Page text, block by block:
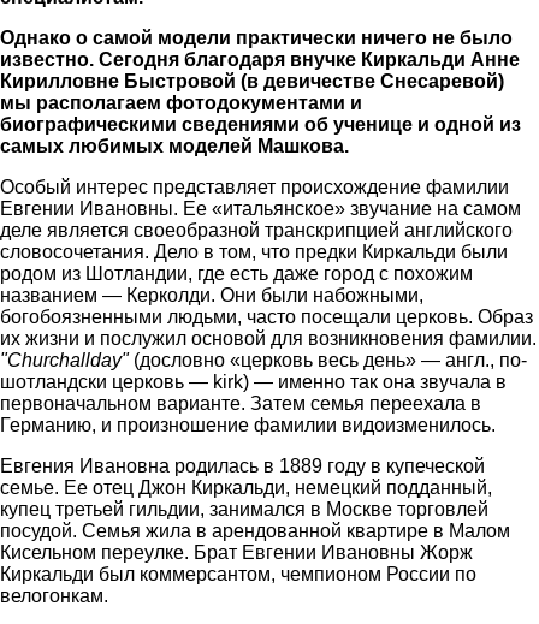
Однако о самой модели практически ничего не было
известно. Сегодня благодаря внучке Киркальди Анне
Кирилловне Быстровой (в девичестве Снесаревой)
мы располагаем фотодокументами и
биографическими сведениями об ученице и одной из
самых любимых моделей Машкова.
Особый интерес представляет происхождение фамилии
Евгении Ивановны. Ее «итальянское» звучание на самом
деле является своеобразной транскрипцией английского
словосочетания. Дело в том, что предки Киркальди были
родом из Шотландии, где есть даже город с похожим
названием — Керколди. Они были набожными,
богобоязненными людьми, часто посещали церковь. Образ
их жизни и послужил основой для возникновения фамилии.
"Churchallday"(дословно «церковь весь день» — англ., по-
шотландски церковь — kirk) — именно так она звучала в
первоначальном варианте. Затем семья переехала в
Германию, и произношение фамилии видоизменилось.
Евгения Ивановна родилась в 1889 году в купеческой
семье. Ее отец Джон Киркальди, немецкий подданный,
купец третьей гильдии, занимался в Москве торговлей
посудой. Семья жила в арендованной квартире в Малом
Кисельном переулке. Брат Евгении Ивановны Жорж
Киркальди был коммерсантом, чемпионом России по
велогонкам.